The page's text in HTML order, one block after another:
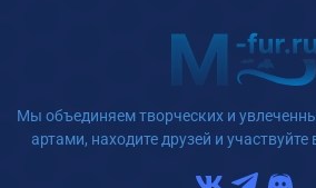
Мы объединяем творческих и
артами, находите друзей и